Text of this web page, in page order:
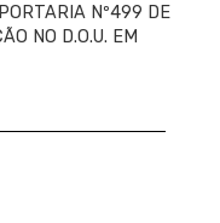
Nº499 DE
NO D.O.U. EM